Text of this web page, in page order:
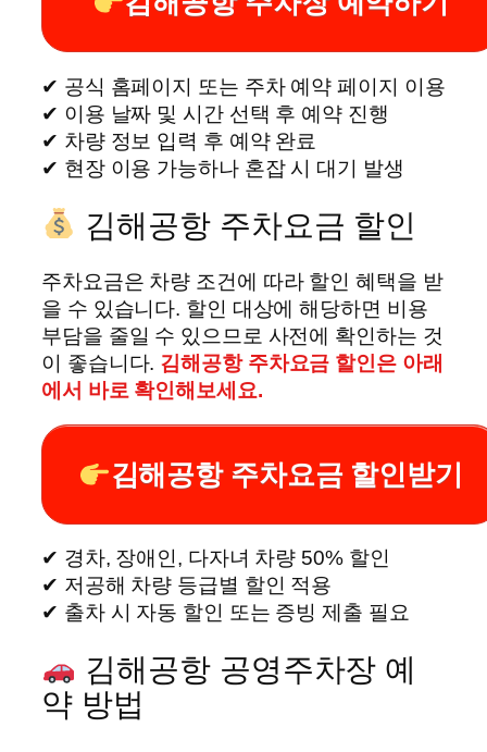
✔ 공식 홈페이지 또는 주차 예약 페이지 이용
✔ 이용 날짜 및 시간 선택 후 예약 진행
✔ 차량 정보 입력 후 예약 완료
✔ 현장 이용 가능하나 혼잡 시 대기 발생
김해공항 주차요금 할인
주차요금은 차량 조건에 따라 할인 혜택을 받
을 수 있습니다. 할인 대상에 해당하면 비용
부담을 줄일 수 있으므로 사전에 확인하는 것
이 좋습니다. 김해공항 주차요금 할인은 아래
에서 바로 확인해보세요.
김해공항 주차요금 할인받기
✔ 경차, 장애인, 다자녀 차량 50% 할인
✔ 저공해 차량 등급별 할인 적용
✔ 출차 시 자동 할인 또는 증빙 제출 필요
김해공항 공영주차장 예
약 방법